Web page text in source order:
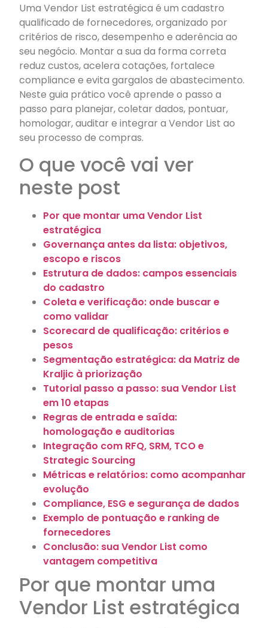
Uma Vendor List estratégica é um cadastro
qualificado de fornecedores, organizado por
critérios de risco, desempenho e aderência ao
seu negócio. Montar a sua da forma correta
reduz custos, acelera cotações, fortalece
compliance e evita gargalos de abastecimento.
Neste guia prático você aprende o passo a
passo para planejar, coletar dados, pontuar,
homologar, auditar e integrar a Vendor List ao
seu processo de compras.
O que você vai ver
neste post
Por que montar uma Vendor List
estratégica
Governança antes da lista: objetivos,
escopo e riscos
Estrutura de dados: campos essenciais
do cadastro
Coleta e verificação: onde buscar e
como validar
Scorecard de qualificação: critérios e
pesos
Segmentação estratégica: da Matriz de
Kraljic à priorização
Tutorial passo a passo: sua Vendor List
em 10 etapas
Regras de entrada e saída:
homologação e auditorias
Integração com RFQ, SRM, TCO e
Strategic Sourcing
Métricas e relatórios: como acompanhar
evolução
Compliance, ESG e segurança de dados
Exemplo de pontuação e ranking de
fornecedores
Conclusão: sua Vendor List como
vantagem competitiva
Por que montar uma
Vendor List estratégica